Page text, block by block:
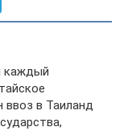
каждый
ввоз в Таиланд